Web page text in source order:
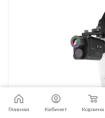
Главная Кабинет Корзина